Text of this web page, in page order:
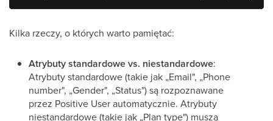
Kilka rzeczy, o których warto pamiętać:
Atrybuty standardowe vs. niestandardowe:
Atrybuty standardowe (takie jak „Email", „Phone
number", „Gender", „Status") są rozpoznawane
przez Positive User automatycznie. Atrybuty
niestandardowe (takie jak „Plan type") muszą